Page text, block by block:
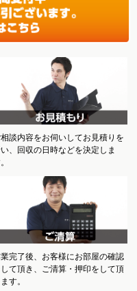
談内容をお伺いしてお見積りを
、回収の日時などを決定しま
完了後、お客様にお部屋の確認
て頂き、ご清算・押印をして頂
す。